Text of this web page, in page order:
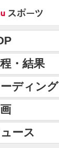
程・結果
ーディング
ース